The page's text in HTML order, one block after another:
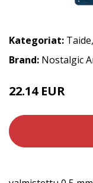
Kategoriat: Taide,
Brand: Nostalgic
22.14 EUR